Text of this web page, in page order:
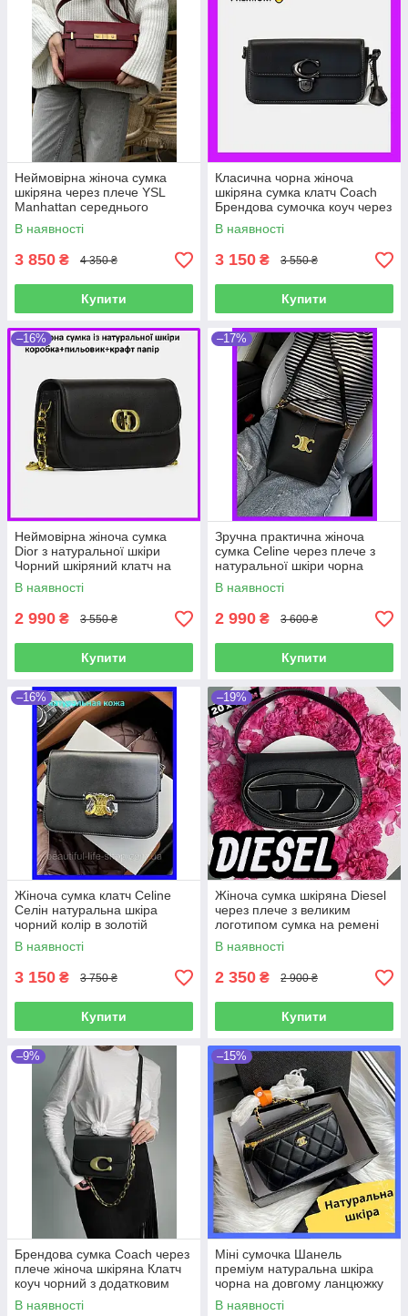
Неймовірна жіноча сумка
шкіряна через плече YSL
Manhattan середнього
розміру бордова на
подарунок
В наявності
3 850 ₴ 4 350 ₴
Купити
Класична чорна жіноча
шкіряна сумка клатч Coach
Брендова сумочка коуч через
плече натуральна шкіра
преміум
В наявності
3 150 ₴ 3 550 ₴
Купити
–16%
Неймовірна жіноча сумка
Dior з натуральної шкіри
Чорний шкіряний клатч на
ланцюжку преміум якості на
подарунок дівчині
В наявності
2 990 ₴ 3 550 ₴
Купити
–17%
Зручна практична жіноча
сумка Celine через плече з
натуральної шкіри чорна
відмінної якості
В наявності
2 990 ₴ 3 600 ₴
Купити
–16%
Жіноча сумка клатч Celine
Селін натуральна шкіра
чорний колір в золотій
фурнітурі розкішна сумочка
22см
В наявності
3 150 ₴ 3 750 ₴
Купити
–19%
Жіноча сумка шкіряна Diesel
через плече з великим
логотипом сумка на ремені
через плече чорна
В наявності
2 350 ₴ 2 900 ₴
Купити
–9%
Брендова сумка Coach через
плече жіноча шкіряна Клатч
коуч чорний з додатковим
ланцюжком якісна
В наявності
–15%
Міні сумочка Шанель
преміум натуральна шкіра
чорна на довгому ланцюжку
Квадратна брендова сумка
через плече
В наявності